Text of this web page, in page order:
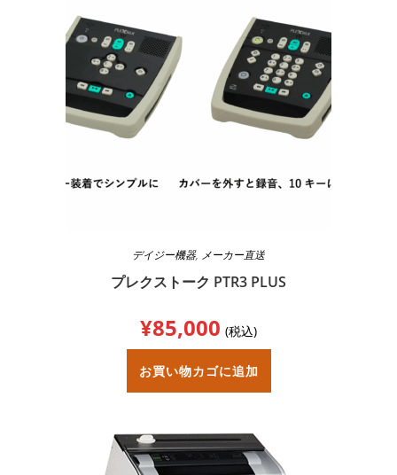
デイジー機器, メーカー直送
プレクストーク PTR3 PLUS
¥85,000 (税込)
お買い物カゴに追加